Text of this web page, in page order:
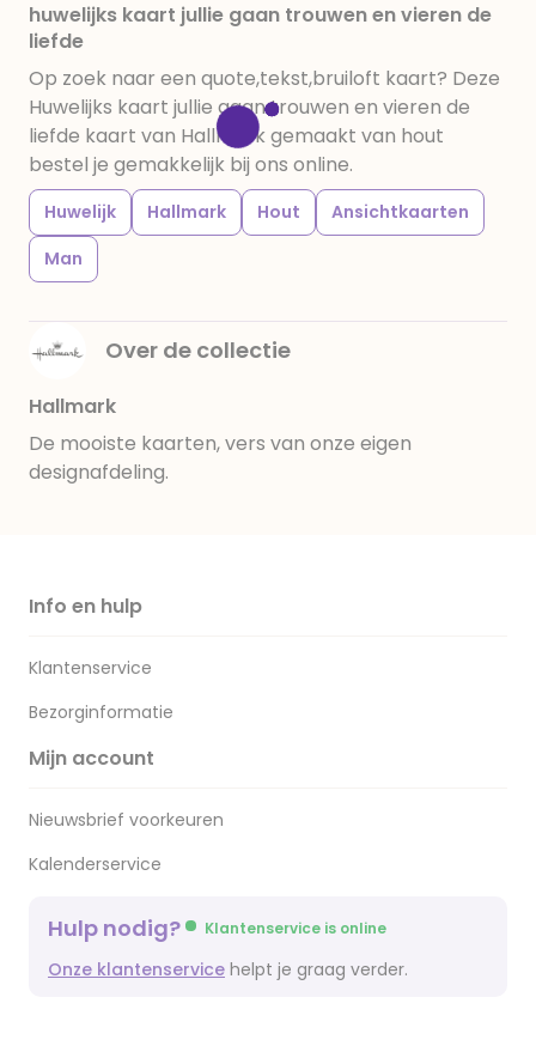
huwelijks kaart jullie gaan trouwen en vieren de
liefde
Op zoek naar een quote,tekst,bruiloft kaart? Deze
Huwelijks kaart jullie gaan trouwen en vieren de
liefde kaart van Hallmark gemaakt van hout
bestel je gemakkelijk bij ons online.
Huwelijk Hallmark Hout
Ansichtkaarten
Man
Over de collectie
Hallmark
De mooiste kaarten, vers van onze eigen
designafdeling.
Info en hulp
Klantenservice
Bezorginformatie
Mijn account
Nieuwsbrief voorkeuren
Kalenderservice
Hulp nodig? Klantenservice is online
Onze klantenservice helpt je graag verder.